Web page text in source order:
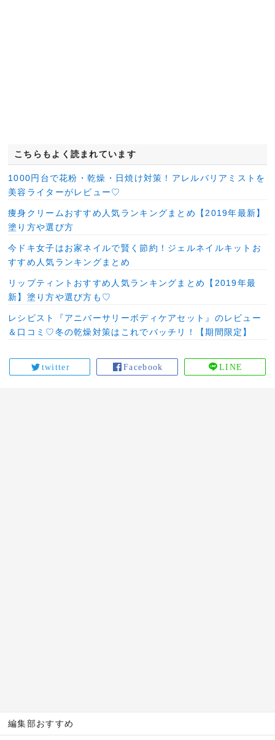
こちらもよく読まれています
1000円台で花粉・乾燥・日焼け対策！アレルバリアミストを
美容ライターがレビュー♡
痩身クリームおすすめ人気ランキングまとめ【2019年最新】
塗り方や選び方
今ドキ女子はお家ネイルで賢く節約！ジェルネイルキットお
すすめ人気ランキングまとめ
リップティントおすすめ人気ランキングまとめ【2019年最
新】塗り方や選び方も♡
レシピスト『アニバーサリーボディケアセット』のレビュー
＆口コミ♡冬の乾燥対策はこれでバッチリ！【期間限定】
twitter Facebook LINE
編集部おすすめ